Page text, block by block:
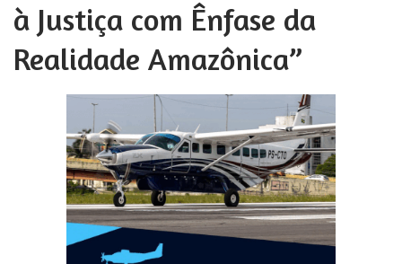
à Justiça com Ênfase da
Realidade Amazônica”